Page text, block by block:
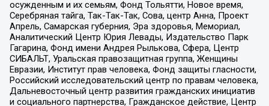
осужденным и их семьям, Фонд Тольятти, Новое время,
Серебряная тайга, Так-Так-Так, Сова, центр Анна, Проект
Апрель, Самарская губерния, Эра здоровья, Мемориал,
Аналитический Центр Юрия Левады, Издательство Парк
Гагарина, Фонд имени Андрея Рылькова, Сфера, Центр
СИБАЛЬТ, Уральская правозащитная группа, Женщины
Евразии, Институт прав человека, Фонд защиты гласности,
Российский исследовательский центр по правам человека,
Дальневосточный центр развития гражданских инициатив
и социального партнерства, Гражданское действие, Центр